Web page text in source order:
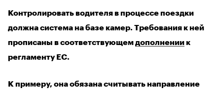
Контролировать водителя в процессе поездки
должна система на базе камер. Требования к ней
прописаны в соответствующемдополнениик
регламенту ЕС.
К примеру, она обязана считывать направление